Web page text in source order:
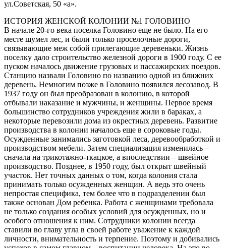
ул.Советская, 50 «а».
ИСТОРИЯ ЖЕНСКОЙ КОЛОНИИ №1 ГОЛОВИНО
В начале 20-го века поселка Головино еще не было. На его
месте шумел лес, и были только проселочные дороги,
связывающие меж собой прилегающие деревеньки. Жизнь
поселку дало строительство железной дороги в 1900 году. С ее
пуском началось движение грузовых и пассажирских поездов.
Станцию назвали Головино по названию одной из ближних
деревень. Немногим позже в Головино появился лесозавод. В
1937 году он был преобразован в колонию, в которой
отбывали наказание и мужчины, и женщины. Первое время
большинство сотрудников учреждения жили в бараках, а
некоторые перевозили дома из окрестных деревень. Развитие
производства в колонии началось еще в сороковые годы.
Осужденные занимались заготовкой леса, деревообработкой и
производством мебели. Затем специализация изменилась –
сначала на трикотажно-ткацкое, а впоследствии – швейное
производство. Позднее, в 1950 году, был открыт швейный
участок. Нет точных данных о том, когда колония стала
принимать только осужденных женщин. А ведь это очень
непростая специфика, тем более что в подразделении был
также основан Дом ребенка. Работа с женщинами требовала
не только создания особых условий для осужденных, но и
особого отношения к ним. Сотрудники колонии всегда
ставили во главу угла в своей работе уважение к каждой
личности, внимательность и терпение. Поэтому и добивались